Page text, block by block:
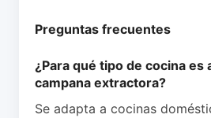
Preguntas frecuentes
¿Para qué tipo de cocina es
campana extractora?
Se adapta a cocinas